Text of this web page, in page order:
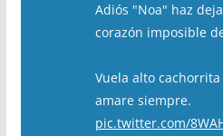
Adiós "Noa" haz
corazón imposible
Vuela alto
amare siempre.
pic.twitter.com/